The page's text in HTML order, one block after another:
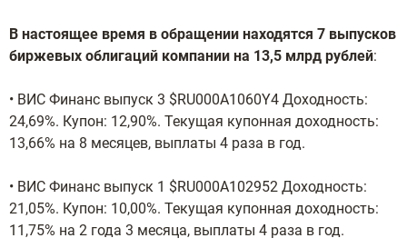
В настоящее время в обращении находятся 7 выпусков
биржевых облигаций компании на 13,5 млрд рублей:
• ВИС Финанс выпуск 3 $RU000A1060Y4 Доходность:
24,69%. Купон: 12,90%. Текущая купонная доходность:
13,66% на 8 месяцев, выплаты 4 раза в год.
• ВИС Финанс выпуск 1 $RU000A102952 Доходность:
21,05%. Купон: 10,00%. Текущая купонная доходность:
11,75% на 2 года 3 месяца, выплаты 4 раза в год.